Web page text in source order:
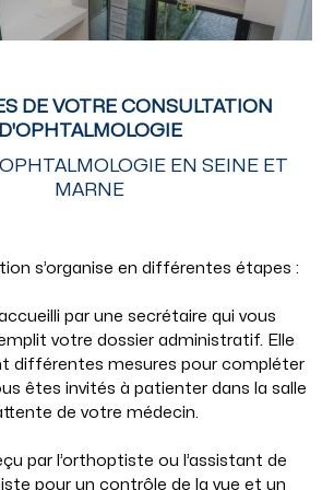
DE VOTRE CONSULTATION
D'OPHTALMOLOGIE
EN SEINE ET
MARNE
s’organise en différentes étapes :
par une secrétaire qui vous
votre dossier administratif. Elle
différentes mesures pour compléter
êtes invités à patienter dans la salle
de votre médecin.
par l’orthoptiste ou l’assistant de
pour un contrôle de la vue et un